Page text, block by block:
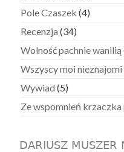
Pole Czaszek (4)
Recenzja (34)
Wolność pachnie wanilią
Wszyscy moi nieznajomi
Wywiad (5)
Ze wspomnień
DARIUSZ MUSZER